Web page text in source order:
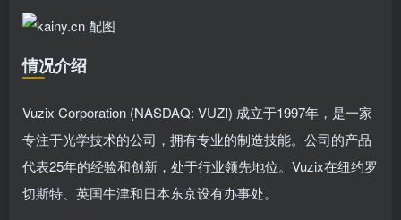
情况介绍
Vuzix Corporation (NASDAQ: VUZI) 成立于1997年，是一家
专注于光学技术的公司，拥有专业的制造技能。公司的产品
代表25年的经验和创新，处于行业领先地位。Vuzix在纽约罗
切斯特、英国牛津和日本东京设有办事处。